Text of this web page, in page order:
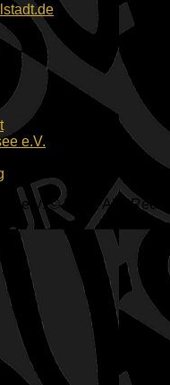
e.V.
e.V. © 2026. Alle Rechte